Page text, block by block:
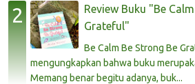
Review Buku "Be
Grateful"
Be Calm Be Strong Be
mengungkapkan bahwa buku
Memang benar begitu adanya, buk...